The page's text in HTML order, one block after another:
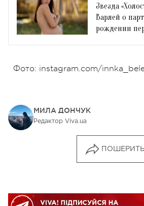
Звезда
Варлей о
рождении
Фото: instagram.com/
МИЛА ДОНЧУК
Редактор Viva.ua
ПОШЕРИТЬ